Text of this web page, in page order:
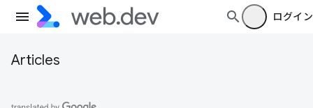
ログイン
Articles